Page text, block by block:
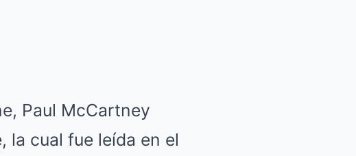
Paul McCartney
la cual fue leída en el